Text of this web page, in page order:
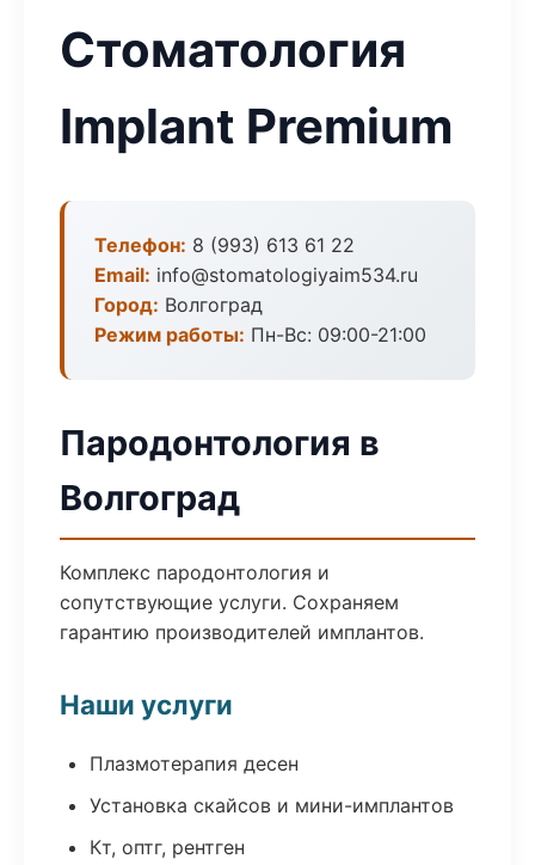
Стоматология
Implant Premium
Телефон: 8 (993) 613 61 22
Email: info@stomatologiyaim534.ru
Город: Волгоград
Режим работы: Пн-Вс: 09:00-21:00
Пародонтология в
Волгоград
Комплекс пародонтология и
сопутствующие услуги. Сохраняем
гарантию производителей имплантов.
Наши услуги
Плазмотерапия десен
Установка скайсов и мини-имплантов
Кт, оптг, рентген